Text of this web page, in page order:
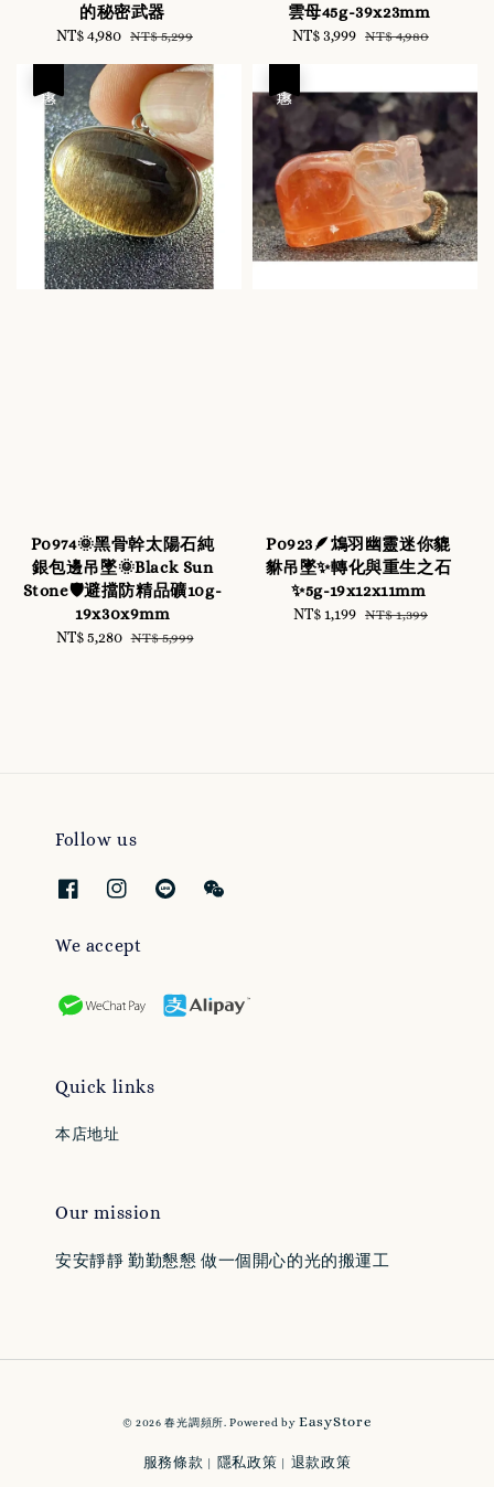
的秘密武器
Sale
NT$ 4,980 Regular
NT$ 5,299
雲母45g-39x23mm
Sale
NT$ 3,999 Regular
NT$ 4,980
P0974🌞黑骨幹太陽石純
銀包邊吊墜🌞Black Sun
Stone🛡️避擋防精品礦10g-
19x30x9mm
Sale
NT$ 5,280 Regular
NT$ 5,999
P0923🪶鴆羽幽靈迷你貔
貅吊墜✨轉化與重生之石
✨5g-19x12x11mm
Sale
NT$ 1,199 Regular
NT$ 1,399
Follow us
We accept
Quick links
本店地址
Our mission
安安靜靜 勤勤懇懇 做一個開心的光的搬運工
© 2026 春光調頻所. Powered byEasyStore
服務條款 隱私政策 退款政策